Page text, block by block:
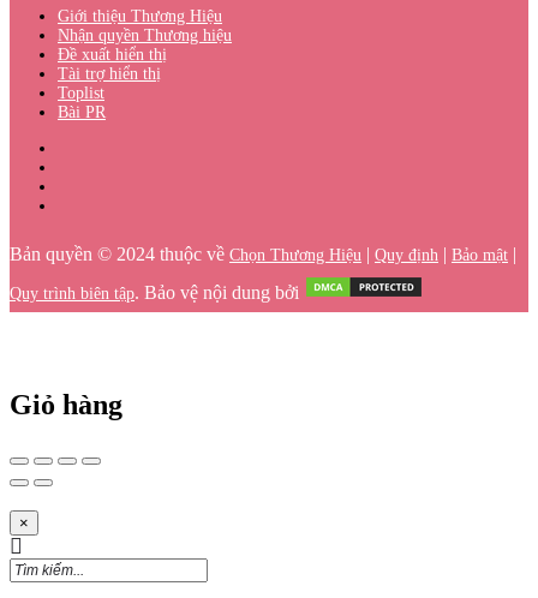
Giới thiệu Thương Hiệu
Nhận quyền Thương hiệu
Đề xuất hiển thị
Tài trợ hiển thị
Toplist
Bài PR
Bản quyền © 2024 thuộc về Chọn Thương Hiệu | Quy định | Bảo mật |
Quy trình biên tập. Bảo vệ nội dung bởi
Giỏ hàng
×